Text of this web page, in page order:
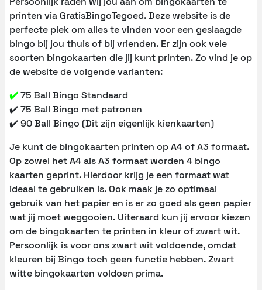
printen via GratisBingoTegoed. Deze website is de
perfecte plek om alles te vinden voor een geslaagde
bingo bij jou thuis of bij vrienden. Er zijn ook vele
soorten bingokaarten die jij kunt printen. Zo vind je op
de website de volgende varianten:
✔️75 Ball Bingo Standaard
✔️ 75 Ball Bingo met patronen
✔️ 90 Ball Bingo (Dit zijn eigenlijk kienkaarten)
Je kunt de bingokaarten printen op A4 of A3 formaat.
Op zowel het A4 als A3 formaat worden 4 bingo
kaarten geprint. Hierdoor krijg je een formaat wat
ideaal te gebruiken is. Ook maak je zo optimaal
gebruik van het papier en is er zo goed als geen papier
wat jij moet weggooien. Uiteraard kun jij ervoor kiezen
om de bingokaarten te printen in kleur of zwart wit.
Persoonlijk is voor ons zwart wit voldoende, omdat
kleuren bij Bingo toch geen functie hebben. Zwart
witte bingokaarten voldoen prima.